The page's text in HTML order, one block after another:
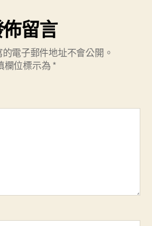
留言
電子郵件地址不會公開。
欄位標示為 *